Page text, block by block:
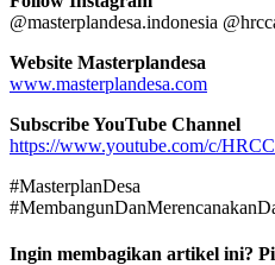
@masterplandesa.indonesia
Website Masterplandesa
www.masterplandesa.com
Subscribe YouTube Channel
https://www.youtube.com/c/
#MasterplanDesa
Ingin membagikan artikel ini?